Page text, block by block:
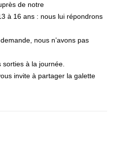
de notre
à 16 ans : nous lui répondrons
nous n’avons pas
à la journée.
invite à partager la galette